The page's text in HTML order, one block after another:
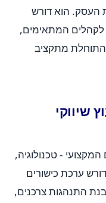
העסק. הוא דורש
לקהלים המתאימים,
התוחלת מתקציב
שיווקי
- טכנולוגיה,
ערכת כישורים
התנהגות צרכנים,